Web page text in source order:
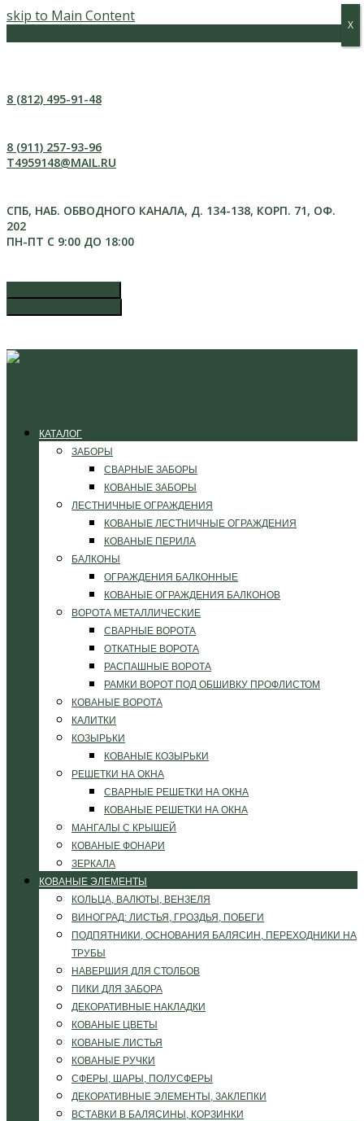
skip to Main Content
8 (812) 495-91-48
8 (911) 257-93-96
T4959148@MAIL.RU
СПБ, НАБ. ОБВОДНОГО КАНАЛА, Д. 134-138, КОРП. 71, ОФ.
202
ПН-ПТ С 9:00 ДО 18:00
КАТАЛОГ
ЗАБОРЫ
СВАРНЫЕ ЗАБОРЫ
КОВАНЫЕ ЗАБОРЫ
ЛЕСТНИЧНЫЕ ОГРАЖДЕНИЯ
КОВАНЫЕ ЛЕСТНИЧНЫЕ ОГРАЖДЕНИЯ
КОВАНЫЕ ПЕРИЛА
БАЛКОНЫ
ОГРАЖДЕНИЯ БАЛКОННЫЕ
КОВАНЫЕ ОГРАЖДЕНИЯ БАЛКОНОВ
ВОРОТА МЕТАЛЛИЧЕСКИЕ
СВАРНЫЕ ВОРОТА
ОТКАТНЫЕ ВОРОТА
РАСПАШНЫЕ ВОРОТА
РАМКИ ВОРОТ ПОД ОБШИВКУ ПРОФЛИСТОМ
КОВАНЫЕ ВОРОТА
КАЛИТКИ
КОЗЫРЬКИ
КОВАНЫЕ КОЗЫРЬКИ
РЕШЕТКИ НА ОКНА
СВАРНЫЕ РЕШЕТКИ НА ОКНА
КОВАНЫЕ РЕШЕТКИ НА ОКНА
МАНГАЛЫ С КРЫШЕЙ
КОВАНЫЕ ФОНАРИ
ЗЕРКАЛА
КОВАНЫЕ ЭЛЕМЕНТЫ
КОЛЬЦА, ВАЛЮТЫ, ВЕНЗЕЛЯ
ВИНОГРАД: ЛИСТЬЯ, ГРОЗДЬЯ, ПОБЕГИ
ПОДПЯТНИКИ, ОСНОВАНИЯ БАЛЯСИН, ПЕРЕХОДНИКИ НА
ТРУБЫ
НАВЕРШИЯ ДЛЯ СТОЛБОВ
ПИКИ ДЛЯ ЗАБОРА
ДЕКОРАТИВНЫЕ НАКЛАДКИ
КОВАНЫЕ ЦВЕТЫ
КОВАНЫЕ ЛИСТЬЯ
КОВАНЫЕ РУЧКИ
СФЕРЫ, ШАРЫ, ПОЛУСФЕРЫ
ДЕКОРАТИВНЫЕ ЭЛЕМЕНТЫ, ЗАКЛЕПКИ
ВСТАВКИ В БАЛЯСИНЫ, КОРЗИНКИ
Х
Х